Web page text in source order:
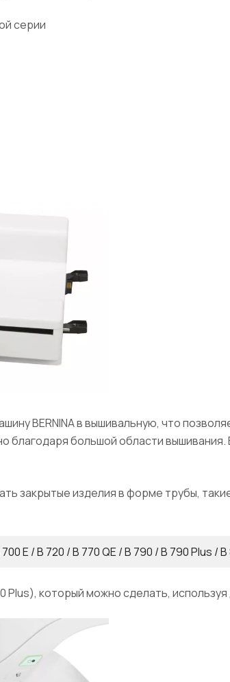
серии
BERNINA в вышивальную, что
большой области вышивания.
закрытые изделия в форме трубы,
E / B 720 / B 770 QE / B 790 / B 790 Plus / B
который можно сделать,